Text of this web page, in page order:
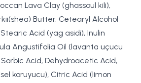
Lava Clay (ghassoul kili),
Butter, Cetearyl Alcohol
Acid (yag asidi), Inulin
Angustifolia Oil (lavanta uçucu
Acid, Dehydroacetic Acid,
koruyucu), Citric Acid (limon